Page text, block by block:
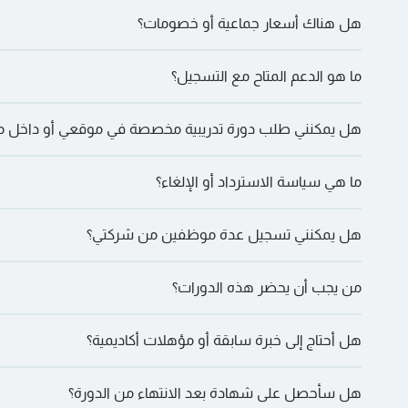
المعتمدة، والغداء والمرطبات، بالإضافة إلى الشهادة والعضوية حيثما
هل هناك أسعار جماعية أو خصومات؟
التواصل لمناقشة الترتيبات المحددة
ما هو الدعم المتاح مع التسجيل؟
هل يمكنني طلب دورة تدريبية مخصصة في موقعي أو
ما هي سياسة الاسترداد أو الإلغاء؟
إلى البريد الإلكتروني لتأكيد الدورة.
هل يمكنني تسجيل عدة موظفين من شركتي؟
من يجب أن يحضر هذه الدورات؟
هل أحتاج إلى خبرة سابقة أو مؤهلات أكاديمية؟
هل سأحصل على شهادة بعد الانتهاء من الدورة؟